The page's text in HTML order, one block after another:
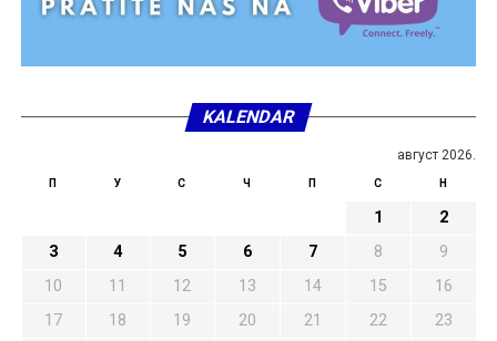
KALENDAR
август 2026.
П У С Ч П С Н
1
2
3
4 5 6 7 8
9
10
11 12 13 14 15
16
17
18 19 20 21 22
23